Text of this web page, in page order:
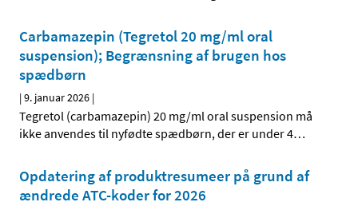
Carbamazepin (Tegretol 20 mg/ml oral
suspension); Begrænsning af brugen hos
spædbørn
|9. januar 2026 |
Tegretol (carbamazepin) 20 mg/ml oral suspension må
ikke anvendes til nyfødte spædbørn, der er under 4…
Opdatering af produktresumeer på grund af
ændrede ATC-koder for 2026